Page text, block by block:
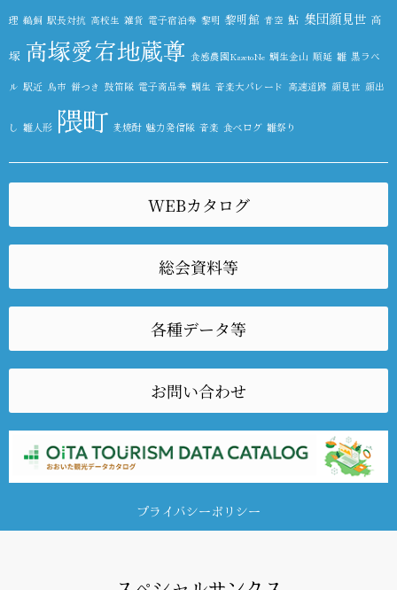
理 鵜飼 駅長対抗 高校生 雑貨 電子宿泊券 黎明 黎明館 青空 鮎 集団顔見世 高
塚 高塚愛宕地蔵尊 食感農園KazetoNe 鯛生金山 順延 雛 黒ラベ
ル 駅近 鳥市 餅つき 鼓笛隊 電子商品券 鯛生 音楽大パレード 高速道路 顔見世 顔出
し 雛人形 隈町 麦焼酎 魅力発信隊 音楽 食べログ 雛祭り
WEBカタログ
総会資料等
各種データ等
お問い合わせ
プライバシーポリシー